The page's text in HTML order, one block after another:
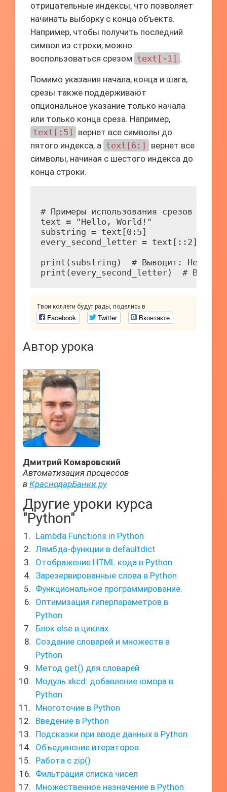
отрицательные индексы, что позволяет
начинать выборку с конца объекта.
Например, чтобы получить последний
символ из строки, можно
воспользоваться срезом text[-1] .
Помимо указания начала, конца и шага,
срезы также поддерживают
опциональное указание только начала
или только конца среза. Например,
text[:5]
вернет все символы до
пятого индекса, а text[6:]
вернет все
символы, начиная с шестого индекса до
конца строки.
# Примеры использования срезов
text = "Hello, World!"
substring = text[0:5]
every_second_letter = text[::2]
print(substring)  # Выводит: Hello
Твои коллеги будут рады, поделись в
Facebook Twitter Вконтакте
Автор урока
Дмитрий Комаровский
Автоматизация процессов
в КраснодарБанки.ру
Другие уроки курса
"Python"
Lambda Functions in Python
Лямбда-функции в defaultdict
Отображение HTML кода в Python
Зарезервированные слова в Python
Функциональное программирование.
Оптимизация гиперпараметров в
Python
Блок else в циклах.
Создание словарей и множеств в
Python
Метод get() для словарей
Модуль xkcd: добавление юмора в
Python
Многоточие в Python
Введение в Python
Подсказки при вводе данных в Python
Объединение итераторов
Работа с zip()
Фильтрация списка чисел
Множественное назначение в Python